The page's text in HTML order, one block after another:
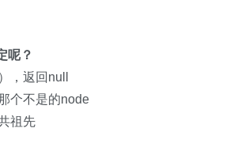
呢？
，返回null
个不是的node
祖先